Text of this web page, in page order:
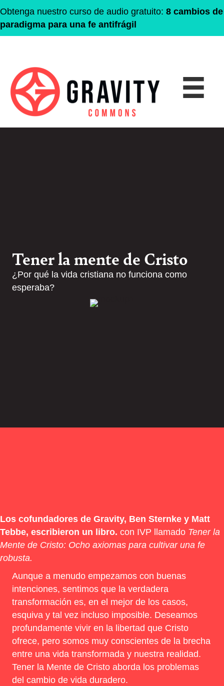
Obtenga nuestro curso de audio gratuito: 8 cambios de
paradigma para una fe antifrágil
Tener la mente de Cristo
¿Por qué la vida cristiana no funciona como
esperaba?
Los cofundadores de Gravity, Ben Sternke y Matt
Tebbe, escribieron un libro. con IVP llamado Tener la
Mente de Cristo: Ocho axiomas para cultivar una fe
robusta.
Aunque a menudo empezamos con buenas
intenciones, sentimos que la verdadera
transformación es, en el mejor de los casos,
esquiva y tal vez incluso imposible. Deseamos
profundamente vivir en la libertad que Cristo
ofrece, pero somos muy conscientes de la brecha
entre una vida transformada y nuestra realidad.
Tener la Mente de Cristo aborda los problemas
del cambio de vida duradero.